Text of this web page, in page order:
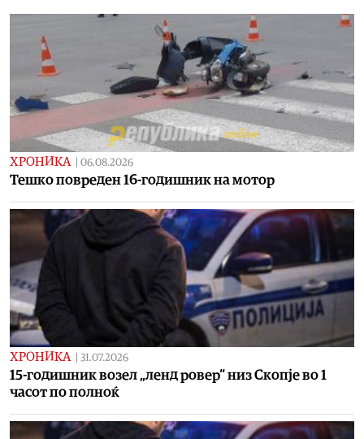
ХРОНИКА | 06.08.2026
Тешко повреден 16-годишник на мотор
ХРОНИКА | 31.07.2026
15-годишник возел „ленд ровер“ низ Скопје во 1
часот по полноќ